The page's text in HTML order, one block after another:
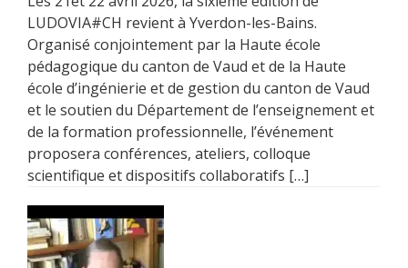
LUDOVIA#CH revient à Yverdon-les-Bains.
Organisé conjointement par la Haute école
pédagogique du canton de Vaud et de la Haute
école d’ingénierie et de gestion du canton de Vaud
et le soutien du Département de l’enseignement et
de la formation professionnelle, l’événement
proposera conférences, ateliers, colloque
scientifique et dispositifs collaboratifs […]